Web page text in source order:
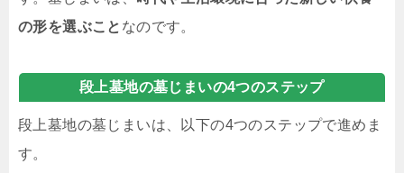
の形を選ぶこと なのです。
段上墓地の墓じまいの4つのステップ
段上墓地の墓じまいは、以下の4つのステップで進めま
す。